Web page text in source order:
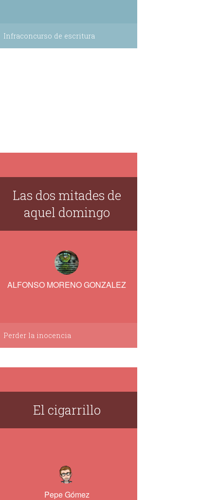
Infraconcurso de escritura
Las dos mitades de
aquel domingo
ALFONSO MORENO GONZALEZ
Perder la inocencia
El cigarrillo
Pepe Gómez